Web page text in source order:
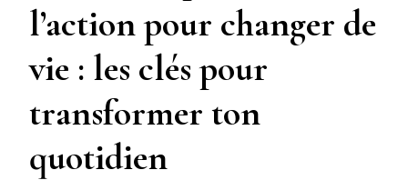
l’action pour changer de
vie : les clés pour
transformer ton
quotidien